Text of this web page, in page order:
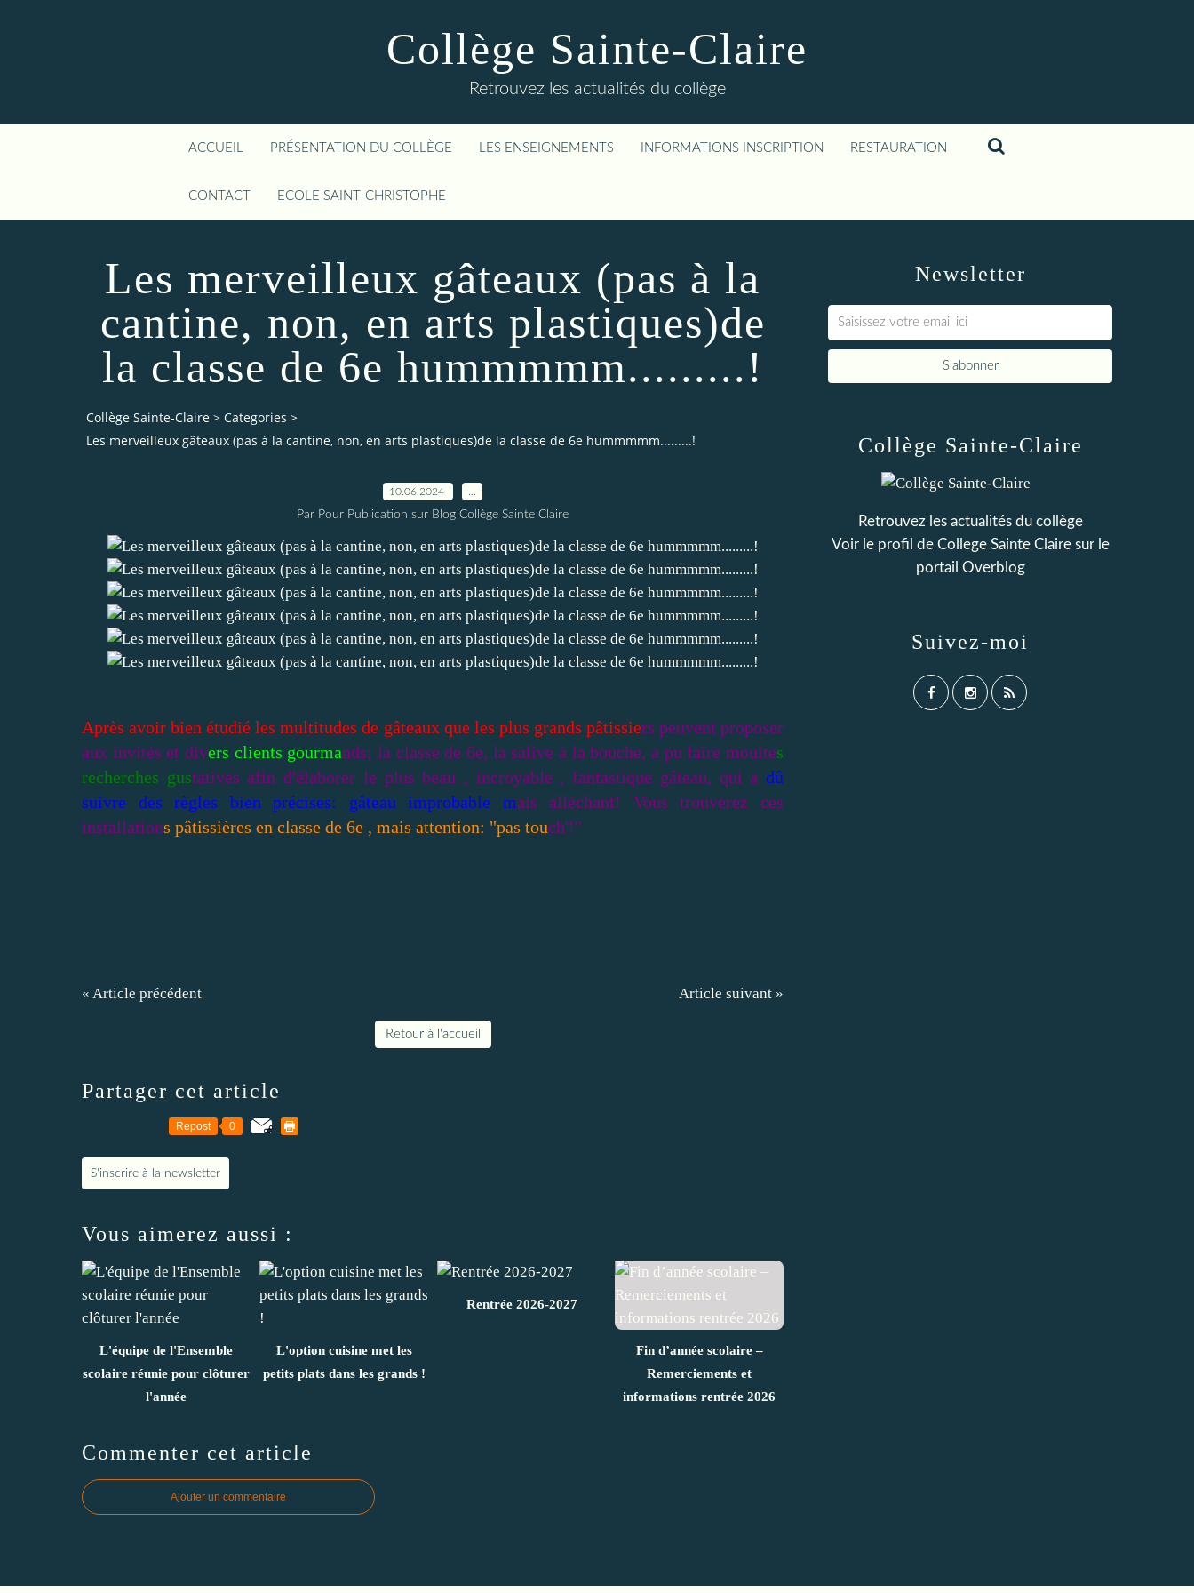
Collège Sainte-Claire
Retrouvez les actualités du collège
ACCUEIL PRÉSENTATION DU COLLÈGE LES ENSEIGNEMENTS INFORMATIONS INSCRIPTION RESTAURATION
CONTACT ECOLE SAINT-CHRISTOPHE
Les merveilleux gâteaux (pas à la
cantine, non, en arts plastiques)de
la classe de 6e hummmmm.........!
Collège Sainte-Claire > Categories >
Les merveilleux gâteaux (pas à la cantine, non, en arts plastiques)de la classe de 6e hummmmm.........!
10.06.2024
Par Pour Publication sur Blog Collège Sainte Claire
Après avoir bien étudié les multitudes de gâteaux que les plus grands pâtissiers peuvent proposer
aux invités et divers clients gourmands; la classe de 6e, la salive à la bouche, a pu faire moultes
recherches gustatives afin d'élaborer le plus beau , incroyable , fantastique gâteau, qui adû
suivre des règles bien précises: gâteau improbable mais alléchant! Vous trouverez ces
installations pâtissières en classe de 6e , mais attention: "pas touch'!"
« Article précédent Article suivant »
Retour à l'accueil
Partager cet article
Repost 0
S'inscrire à la newsletter
Vous aimerez aussi :
L'équipe de l'Ensemble
scolaire réunie pour clôturer
l'année
L'option cuisine met les
petits plats dans les grands !
Rentrée 2026-2027
Fin d’année scolaire –
Remerciements et
informations rentrée 2026
Commenter cet article
Ajouter un commentaire
Newsletter
Collège Sainte-Claire
Retrouvez les actualités du collège
Voir le profil de College Sainte Clairesur le
portail Overblog
Suivez-moi